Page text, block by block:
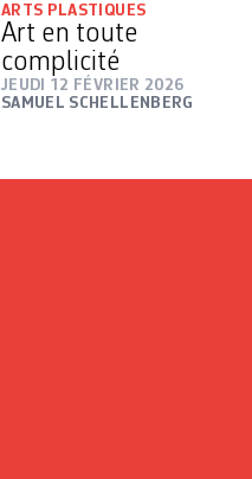
ARTS PLASTIQUES
Art en toute
complicité
JEUDI 12 FÉVRIER 2026
SAMUEL SCHELLENBERG